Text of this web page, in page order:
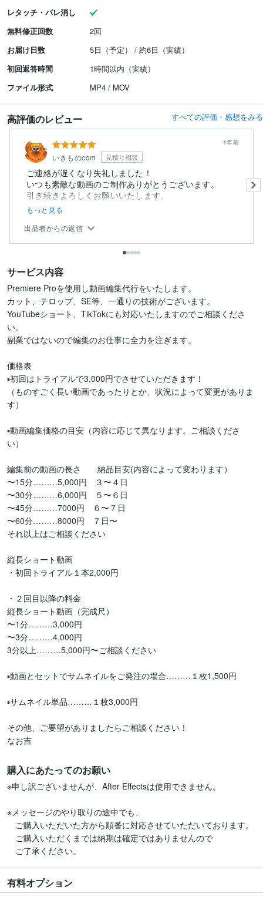
レタッチ・バレ消し
無料修正回数
2回
お届け日数
5日（予定） / 約6日（実績）
初回返答時間
1時間以内（実績）
ファイル形式
MP4 / MOV
高評価のレビュー すべての評価・感想をみる
いきものcom 見積り相談
1年前
ご連絡が遅くなり失礼しました！
いつも素敵な動画のご制作ありがとうございます。
引き続きよろしくお願いいたします。
もっと見る
出品者からの返信
サービス内容
Premiere Proを使用し動画編集代行をいたします。
カット、テロップ、SE等、一通りの技術がございます。
YouTubeショート、TikTokにも対応いたしますのでご相談くださ
い。
副業ではないので編集のお仕事に全力を注ぎます。
価格表
▪️初回はトライアルで3,000円でさせていただきます！
（ものすごく長い動画であったりとか、状況によって変更がありま
す）
▪️動画編集価格の目安（内容に応じて異なります。ご相談くださ
い）
編集前の動画の長さ　　納品目安(内容によって変わります）
〜15分………5,000円　３〜４日
〜30分………6,000円　５〜６日
〜45分………7000円　６〜７日
〜60分………8000円　７日〜
それ以上はご相談ください
縦長ショート動画
・初回トライアル１本2,000円
・２回目以降の料金
縦長ショート動画（完成尺）
〜1分………3,000円
〜3分………4,000円
3分以上………5,000円〜ご相談ください
▪️動画とセットでサムネイルをご発注の場合………１枚1,500円
▪️サムネイル単品………１枚3,000円
その他、ご要望がありましたらご相談ください！
なお吉
購入にあたってのお願い
※申し訳ございませんが、After Effectsは使用できません。
※メッセージのやり取りの途中でも、
ご購入いただいた方から順番に対応させていただいております。
ご購入いただくまでは納期は確定ではありませんので
ご了承ください。
有料オプション